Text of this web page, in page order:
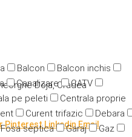
Balcon
Balcon inchis
Canalizare
CATV
pe peleti
Centrala proprie
Curent trifazic
Debara
Fosa septica Garaj
Gaz
Doja, Oradea
Pinterest Linkedin Email